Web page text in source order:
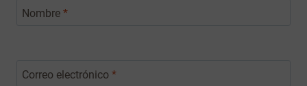
Nombre *
Correo electrónico *